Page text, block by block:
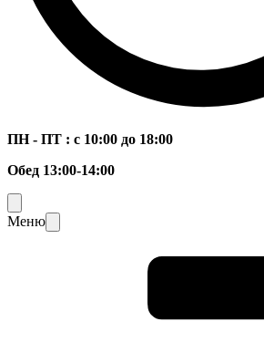
ПН - ПТ : с 10:00 до 18:00
Обед 13:00-14:00
Меню